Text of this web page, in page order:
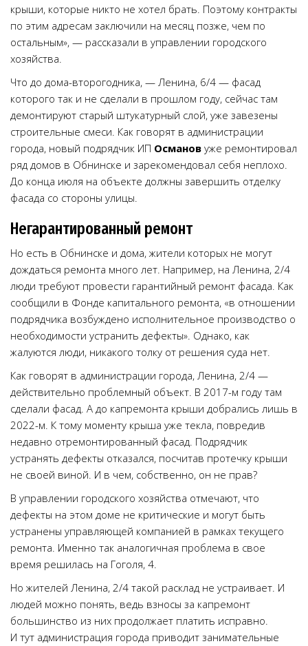
крыши, которые никто не хотел брать. Поэтому контракты
по этим адресам заключили на месяц позже, чем по
остальным», — рассказали в управлении городского
хозяйства.
Что до дома-второгодника, — Ленина, 6/4 — фасад
которого так и не сделали в прошлом году, сейчас там
демонтируют старый штукатурный слой, уже завезены
строительные смеси. Как говорят в администрации
города, новый подрядчик ИП Османов уже ремонтировал
ряд домов в Обнинске и зарекомендовал себя неплохо.
До конца июля на объекте должны завершить отделку
фасада со стороны улицы.
Негарантированный ремонт
Но есть в Обнинске и дома, жители которых не могут
дождаться ремонта много лет. Например, на Ленина, 2/4
люди требуют провести гарантийный ремонт фасада. Как
сообщили в Фонде капитального ремонта, «в отношении
подрядчика возбуждено исполнительное производство о
необходимости устранить дефекты». Однако, как
жалуются люди, никакого толку от решения суда нет.
Как говорят в администрации города, Ленина, 2/4 —
действительно проблемный объект. В 2017-м году там
сделали фасад. А до капремонта крыши добрались лишь в
2022-м. К тому моменту крыша уже текла, повредив
недавно отремонтированный фасад. Подрядчик
устранять дефекты отказался, посчитав протечку крыши
не своей виной. И в чем, собственно, он не прав?
В управлении городского хозяйства отмечают, что
дефекты на этом доме не критические и могут быть
устранены управляющей компанией в рамках текущего
ремонта. Именно так аналогичная проблема в свое
время решилась на Гоголя, 4.
Но жителей Ленина, 2/4 такой расклад не устраивает. И
людей можно понять, ведь взносы за капремонт
большинство из них продолжает платить исправно.
И тут администрация города приводит занимательные